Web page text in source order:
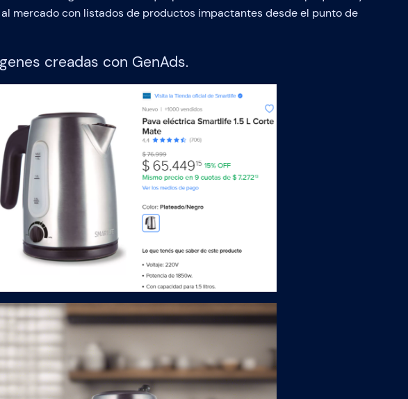
mercado con listados de productos impactantes desde el punto de
creadas con GenAds.